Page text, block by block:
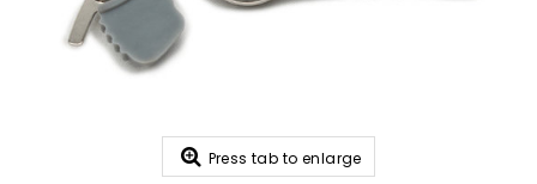
Press tab to enlarge